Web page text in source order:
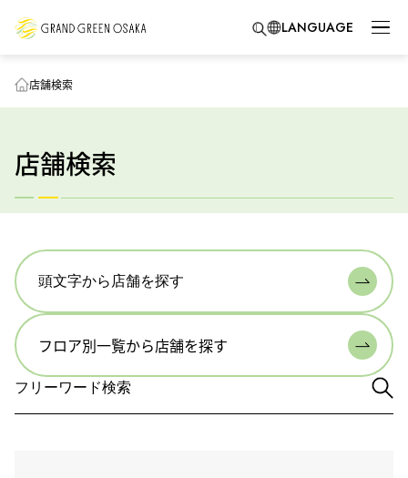
LANGUAGE
店舗検索
店舗検索
頭文字から店舗を探す
フロア別一覧から店舗を探す